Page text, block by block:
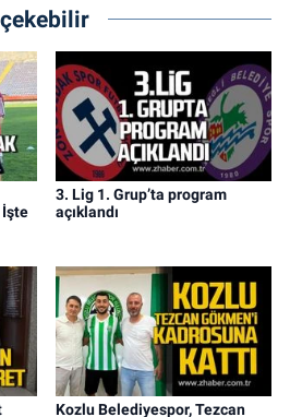
İşte
3. Lig 1. Grup’ta program
açıklandı
Kozlu Belediyespor, Tezcan